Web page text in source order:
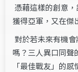
憑藉這樣的創意
獲得亞軍，又在傑
對於若未來有機
嗎？三人異口同聲
「最佳戰友」的